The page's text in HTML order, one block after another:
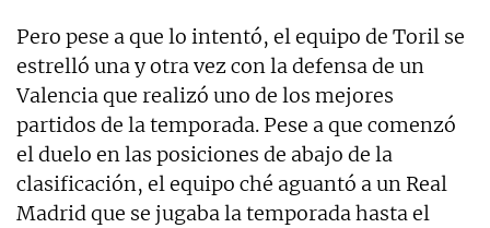
Pero pese a que lo intentó, el equipo de Toril se
estrelló una y otra vez con la defensa de un
Valencia que realizó uno de los mejores
partidos de la temporada. Pese a que comenzó
el duelo en las posiciones de abajo de la
clasificación, el equipo ché aguantó a un Real
Madrid que se jugaba la temporada hasta el